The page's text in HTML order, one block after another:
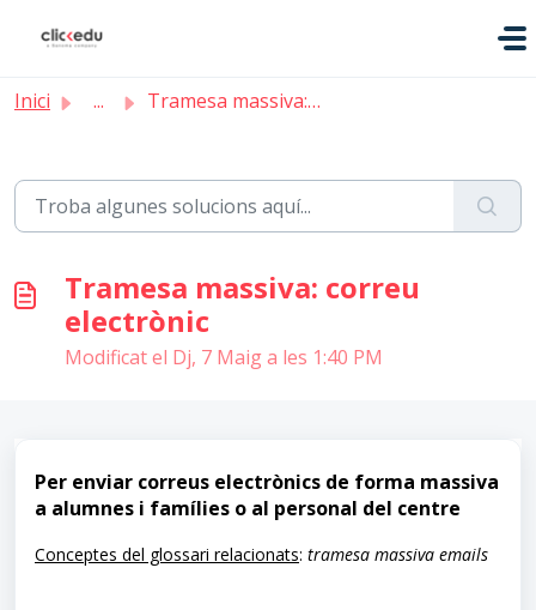
Inici ... Tramesa massiva: correu electrònic
Tramesa massiva: correu
electrònic
Modificat el Dj, 7 Maig a les 1:40 PM
Per enviar correus electrònics de forma massiva
a alumnes i famílies o al personal del centre
Conceptes del glossari relacionats: tramesa massiva emails